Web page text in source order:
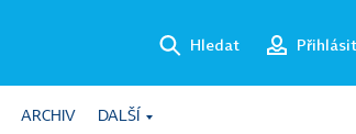
Hledat
ARCHIV DALŠÍ